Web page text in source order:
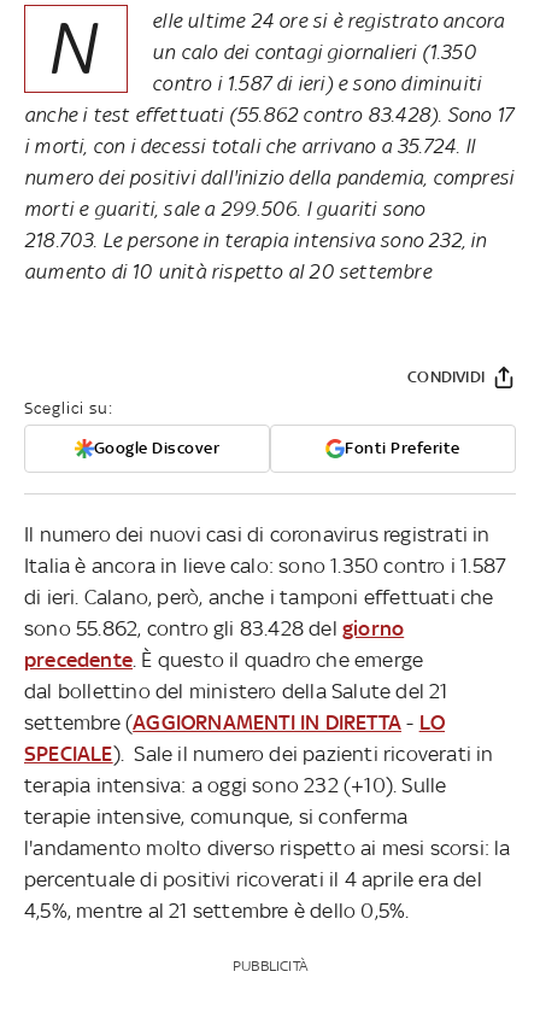
N
elle ultime 24 ore si è registrato ancora
un calo dei contagi giornalieri (1.350
contro i 1.587 di ieri) e sono diminuiti
anche i test effettuati (55.862 contro 83.428). Sono 17
i morti, con i decessi totali che arrivano a 35.724. Il
numero dei positivi dall'inizio della pandemia, compresi
morti e guariti, sale a 299.506. I guariti sono
218.703. Le persone in terapia intensiva sono 232, in
aumento di 10 unità rispetto al 20 settembre
Sceglici su:
Google Discover Fonti Preferite
CONDIVIDI
Il numero dei nuovi casi di coronavirus registrati in
Italia è ancora in lieve calo: sono 1.350 contro i 1.587
di ieri. Calano, però, anche i tamponi effettuati che
sono 55.862, contro gli 83.428 del giorno
precedente . È questo il quadro che emerge
dal bollettino del ministero della Salute del 21
settembre (AGGIORNAMENTI IN DIRETTA - LO
SPECIALE). Sale il numero dei pazienti ricoverati in
terapia intensiva: a oggi sono 232 (+10). Sulle
terapie intensive, comunque, si conferma
l'andamento molto diverso rispetto ai mesi scorsi: la
percentuale di positivi ricoverati il 4 aprile era del
4,5%, mentre al 21 settembre è dello 0,5%.
PUBBLICITÀ